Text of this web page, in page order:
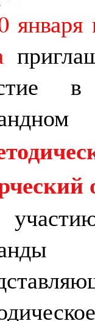
января
в